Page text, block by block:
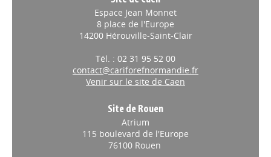
Espace Jean Monnet
8 place de l'Europe
14200 Hérouville-Saint-Clair
Tél. : 02 31 95 52 00
contact@cariforefnormandie.fr
Venir sur le site de Caen
Site de Rouen
Atrium
115 boulevard de l'Europe
76100 Rouen